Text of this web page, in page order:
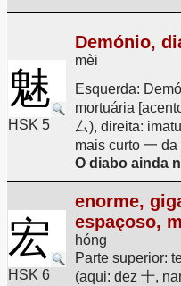
魅
HSK 5
Demónio,
mèi
Esquerda:
mortuária
厶), direita:
mais curto 一
O diabo ainda
宏
HSK 6
enorme,
espaçoso,
hóng
Parte superior:
(aqui: dez 十,